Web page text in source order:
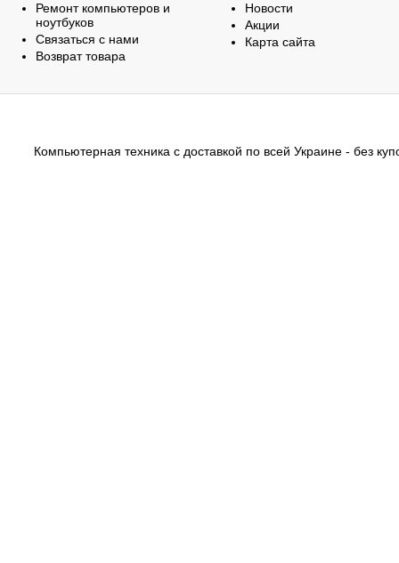
Ремонт компьютеров и
ноутбуков
Связаться с нами
Возврат товара
Новости
Акции
Карта сайта
Компьютерная техника с доставкой по всей Украине - без